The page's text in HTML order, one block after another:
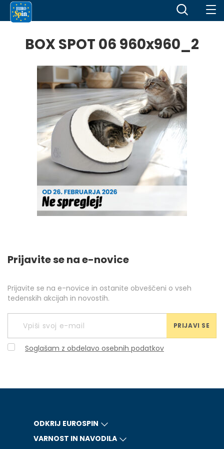
BOX SPOT 06 960x960_2
Prijavite se na e-novice
Prijavite se na e-novice in ostanite obveščeni o vseh
tedenskih akcijah in novostih.
PRIJAVI SE
Soglašam z obdelavo osebnih podatkov
ODKRIJ EUROSPIN
VARNOST IN NAVODILA